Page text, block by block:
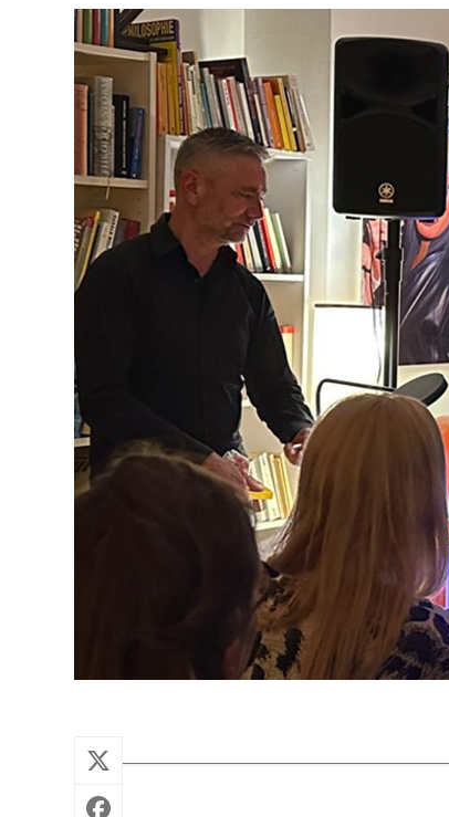
https://redfridge-linden.de/wp-content/uploads/